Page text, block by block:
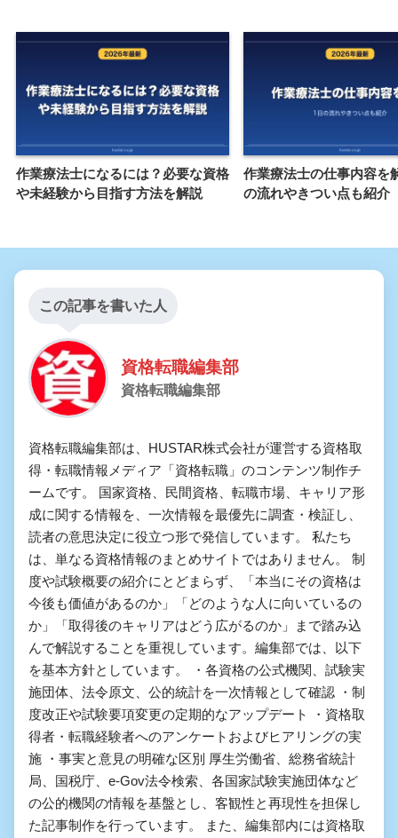
作業療法士になるには？必要な資格
や未経験から目指す方法を解説
作業療法士の仕事内容を
の流れやきつい点も紹介
この記事を書いた人
資格転職編集部
資格転職編集部
資格転職編集部は、HUSTAR株式会社が運営する資格取
得・転職情報メディア「資格転職」のコンテンツ制作チ
ームです。 国家資格、民間資格、転職市場、キャリア形
成に関する情報を、一次情報を最優先に調査・検証し、
読者の意思決定に役立つ形で発信しています。 私たち
は、単なる資格情報のまとめサイトではありません。 制
度や試験概要の紹介にとどまらず、「本当にその資格は
今後も価値があるのか」「どのような人に向いているの
か」「取得後のキャリアはどう広がるのか」まで踏み込
んで解説することを重視しています。編集部では、以下
を基本方針としています。 ・各資格の公式機関、試験実
施団体、法令原文、公的統計を一次情報として確認 ・制
度改正や試験要項変更の定期的なアップデート ・資格取
得者・転職経験者へのアンケートおよびヒアリングの実
施 ・事実と意見の明確な区別 厚生労働省、総務省統計
局、国税庁、e-Gov法令検索、各国家試験実施団体など
の公的機関の情報を基盤とし、客観性と再現性を担保し
た記事制作を行っています。 また、編集部内には資格取